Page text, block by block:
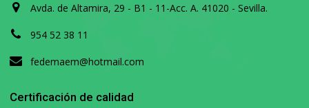
Avda. de Altamira, 29 - B1 - 11-Acc. A. 41020 - Sevilla.
954 52 38 11
fedemaem@hotmail.com
Certificación de calidad